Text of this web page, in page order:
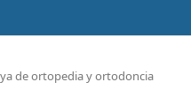
de ortopedia y ortodoncia